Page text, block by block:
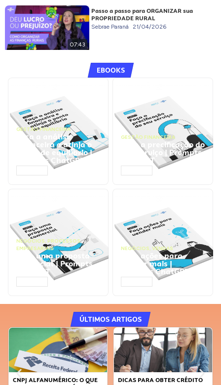
07:43
Passo a passo para ORGANIZAR sua
PROPRIEDADE RURAL
Sebrae Paraná 21/04/2026
EBOOKS
GESTÃO FINANCEIRA
Faça a análise
financeira e atinja o
ponto de equilíbrio |
Prompts ChatGPT
GESTÃO FINANCEIRA
Faça a precificação do
seu serviço | Prompts
ChatGPT
NEGÓCIOS, PROCESSOS
EMPRESARIAIS
Faça uma proposta
comercial | Prompts
ChatGPT
NEGÓCIOS, VENDAS
Faça ações para
vender mais |
Prompts ChatGPT
ÚLTIMOS ARTIGOS
DICAS PARA OBTER CRÉDITO
FAÇA A DIFERENÇA: SEJA